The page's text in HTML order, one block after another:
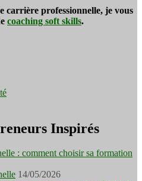
carrière professionnelle, je vous
coaching soft skills.
Inspirés
: comment choisir sa formation
14/05/2026